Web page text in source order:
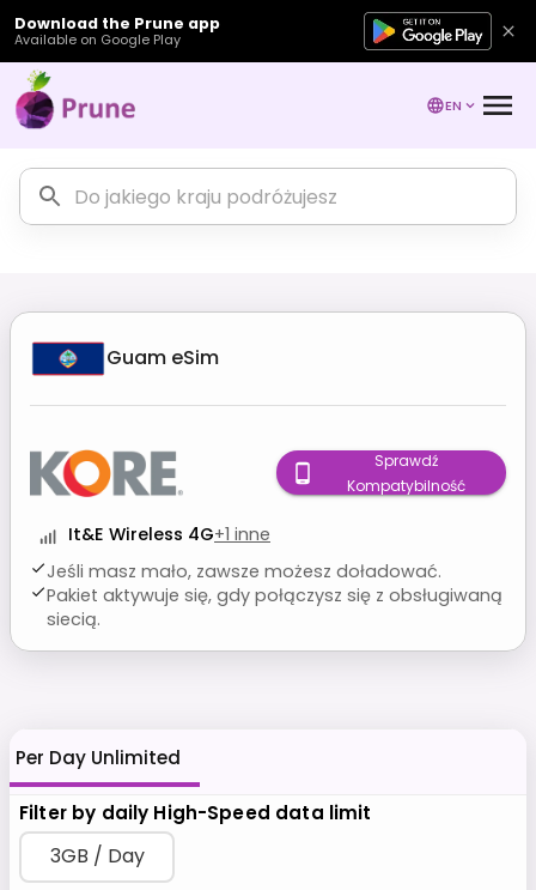
Download the Prune app
Available on Google Play
EN
Guam eSim
It&E Wireless 4G+1 inne
Jeśli masz mało, zawsze możesz doładować.
Pakiet aktywuje się, gdy połączysz się z obsługiwaną
siecią.
Sprawdź
Kompatybilność
Per Day Unlimited
Filter by daily High-Speed data limit
3GB / Day